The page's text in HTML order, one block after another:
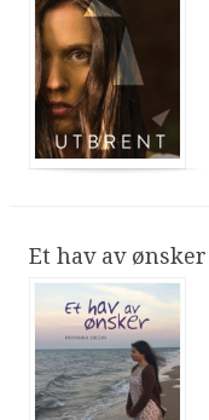
Et hav av ønsker